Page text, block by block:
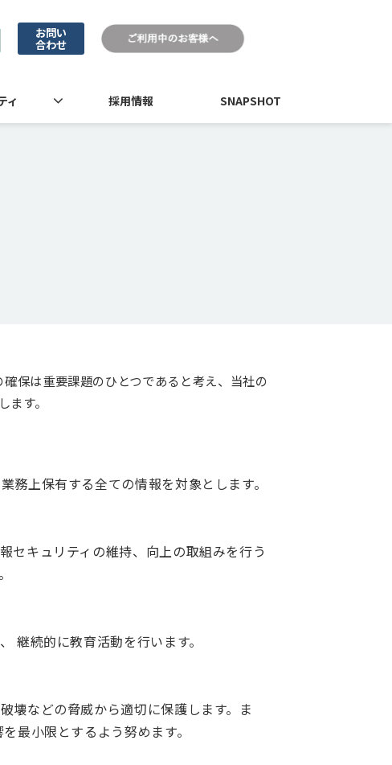
お問い
合わせ
ィ 採用情報 SNAPSHOT
保は重要課題のひとつであると考え、当社の
す。
上保有する全ての情報を対象とします。
セキュリティの維持、向上の取組みを行う
継続的に教育活動を行います。
壊などの脅威から適切に保護します。ま
最小限とするよう努めます。